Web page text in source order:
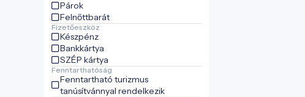
Párok
Felnőttbarát
Fizetőeszköz
Készpénz
Bankkártya
SZÉP kártya
Fenntarthatóság
Fenntartható turizmus
tanúsítvánnyal rendelkezik